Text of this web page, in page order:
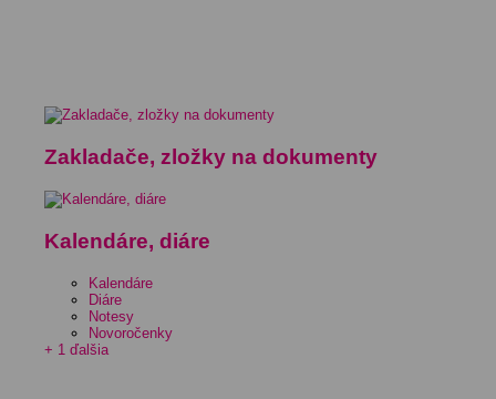
Zakladače, zložky na dokumenty
Kalendáre, diáre
Kalendáre
Diáre
Notesy
Novoročenky
+ 1 ďalšia